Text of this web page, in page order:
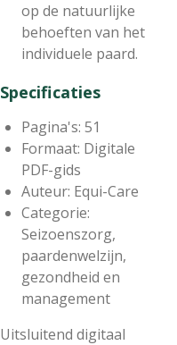
op de natuurlijke
behoeften van het
individuele paard.
Specificaties
Pagina's: 51
Formaat: Digitale
PDF-gids
Auteur: Equi-Care
Categorie:
Seizoenszorg,
paardenwelzijn,
gezondheid en
management
Uitsluitend digitaal